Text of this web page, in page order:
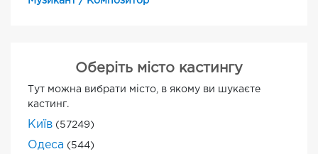
Оберіть місто кастингу
Тут можна вибрати місто, в якому ви шукаєте
кастинг.
Київ (57249)
Одеса (544)